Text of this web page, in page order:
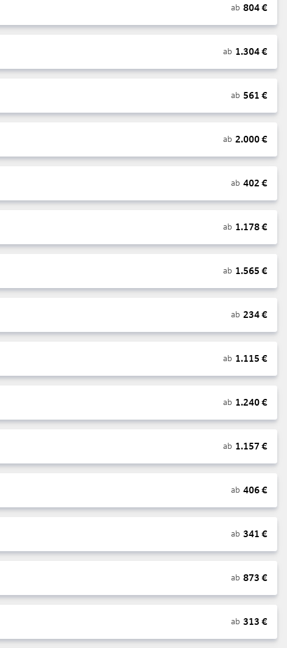
ab 804€
ab 1.304€
ab 561 €
ab 2.000€
ab 402 €
ab 1.178€
ab 1.565 €
ab 234€
ab 1.115 €
ab 1.240€
ab 1.157 €
ab 406€
ab 341 €
ab 873 €
ab 313 €